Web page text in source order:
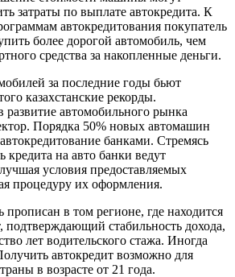
затраты по выплате автокредита. К
автокредитования покупатель
более дорогой автомобиль, чем
средства за накопленные деньги.
за последние годы бьют
казахстанские рекорды.
развитие автомобильного рынка
Порядка 50% новых автомашин
банками. Стремясь
кредита на авто банки ведут
условия предоставляемых
процедуру их оформления.
в том регионе, где находится
подтверждающий стабильность дохода,
лет водительского стажа. Иногда
автокредит возможно для
в возрасте от 21 года.